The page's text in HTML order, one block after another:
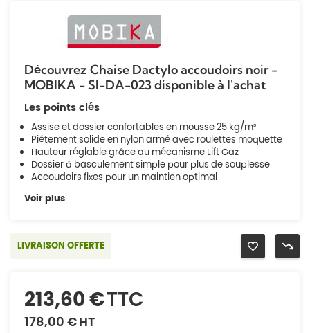
Découvrez Chaise Dactylo accoudoirs noir -
MOBIKA - SI-DA-023 disponible à l'achat
Les points clés
Assise et dossier confortables en mousse 25 kg/m³
Piétement solide en nylon armé avec roulettes moquette
Hauteur réglable grâce au mécanisme Lift Gaz
Dossier à basculement simple pour plus de souplesse
Accoudoirs fixes pour un maintien optimal
Voir plus
LIVRAISON OFFERTE
213,60 €TTC
178,00 €HT